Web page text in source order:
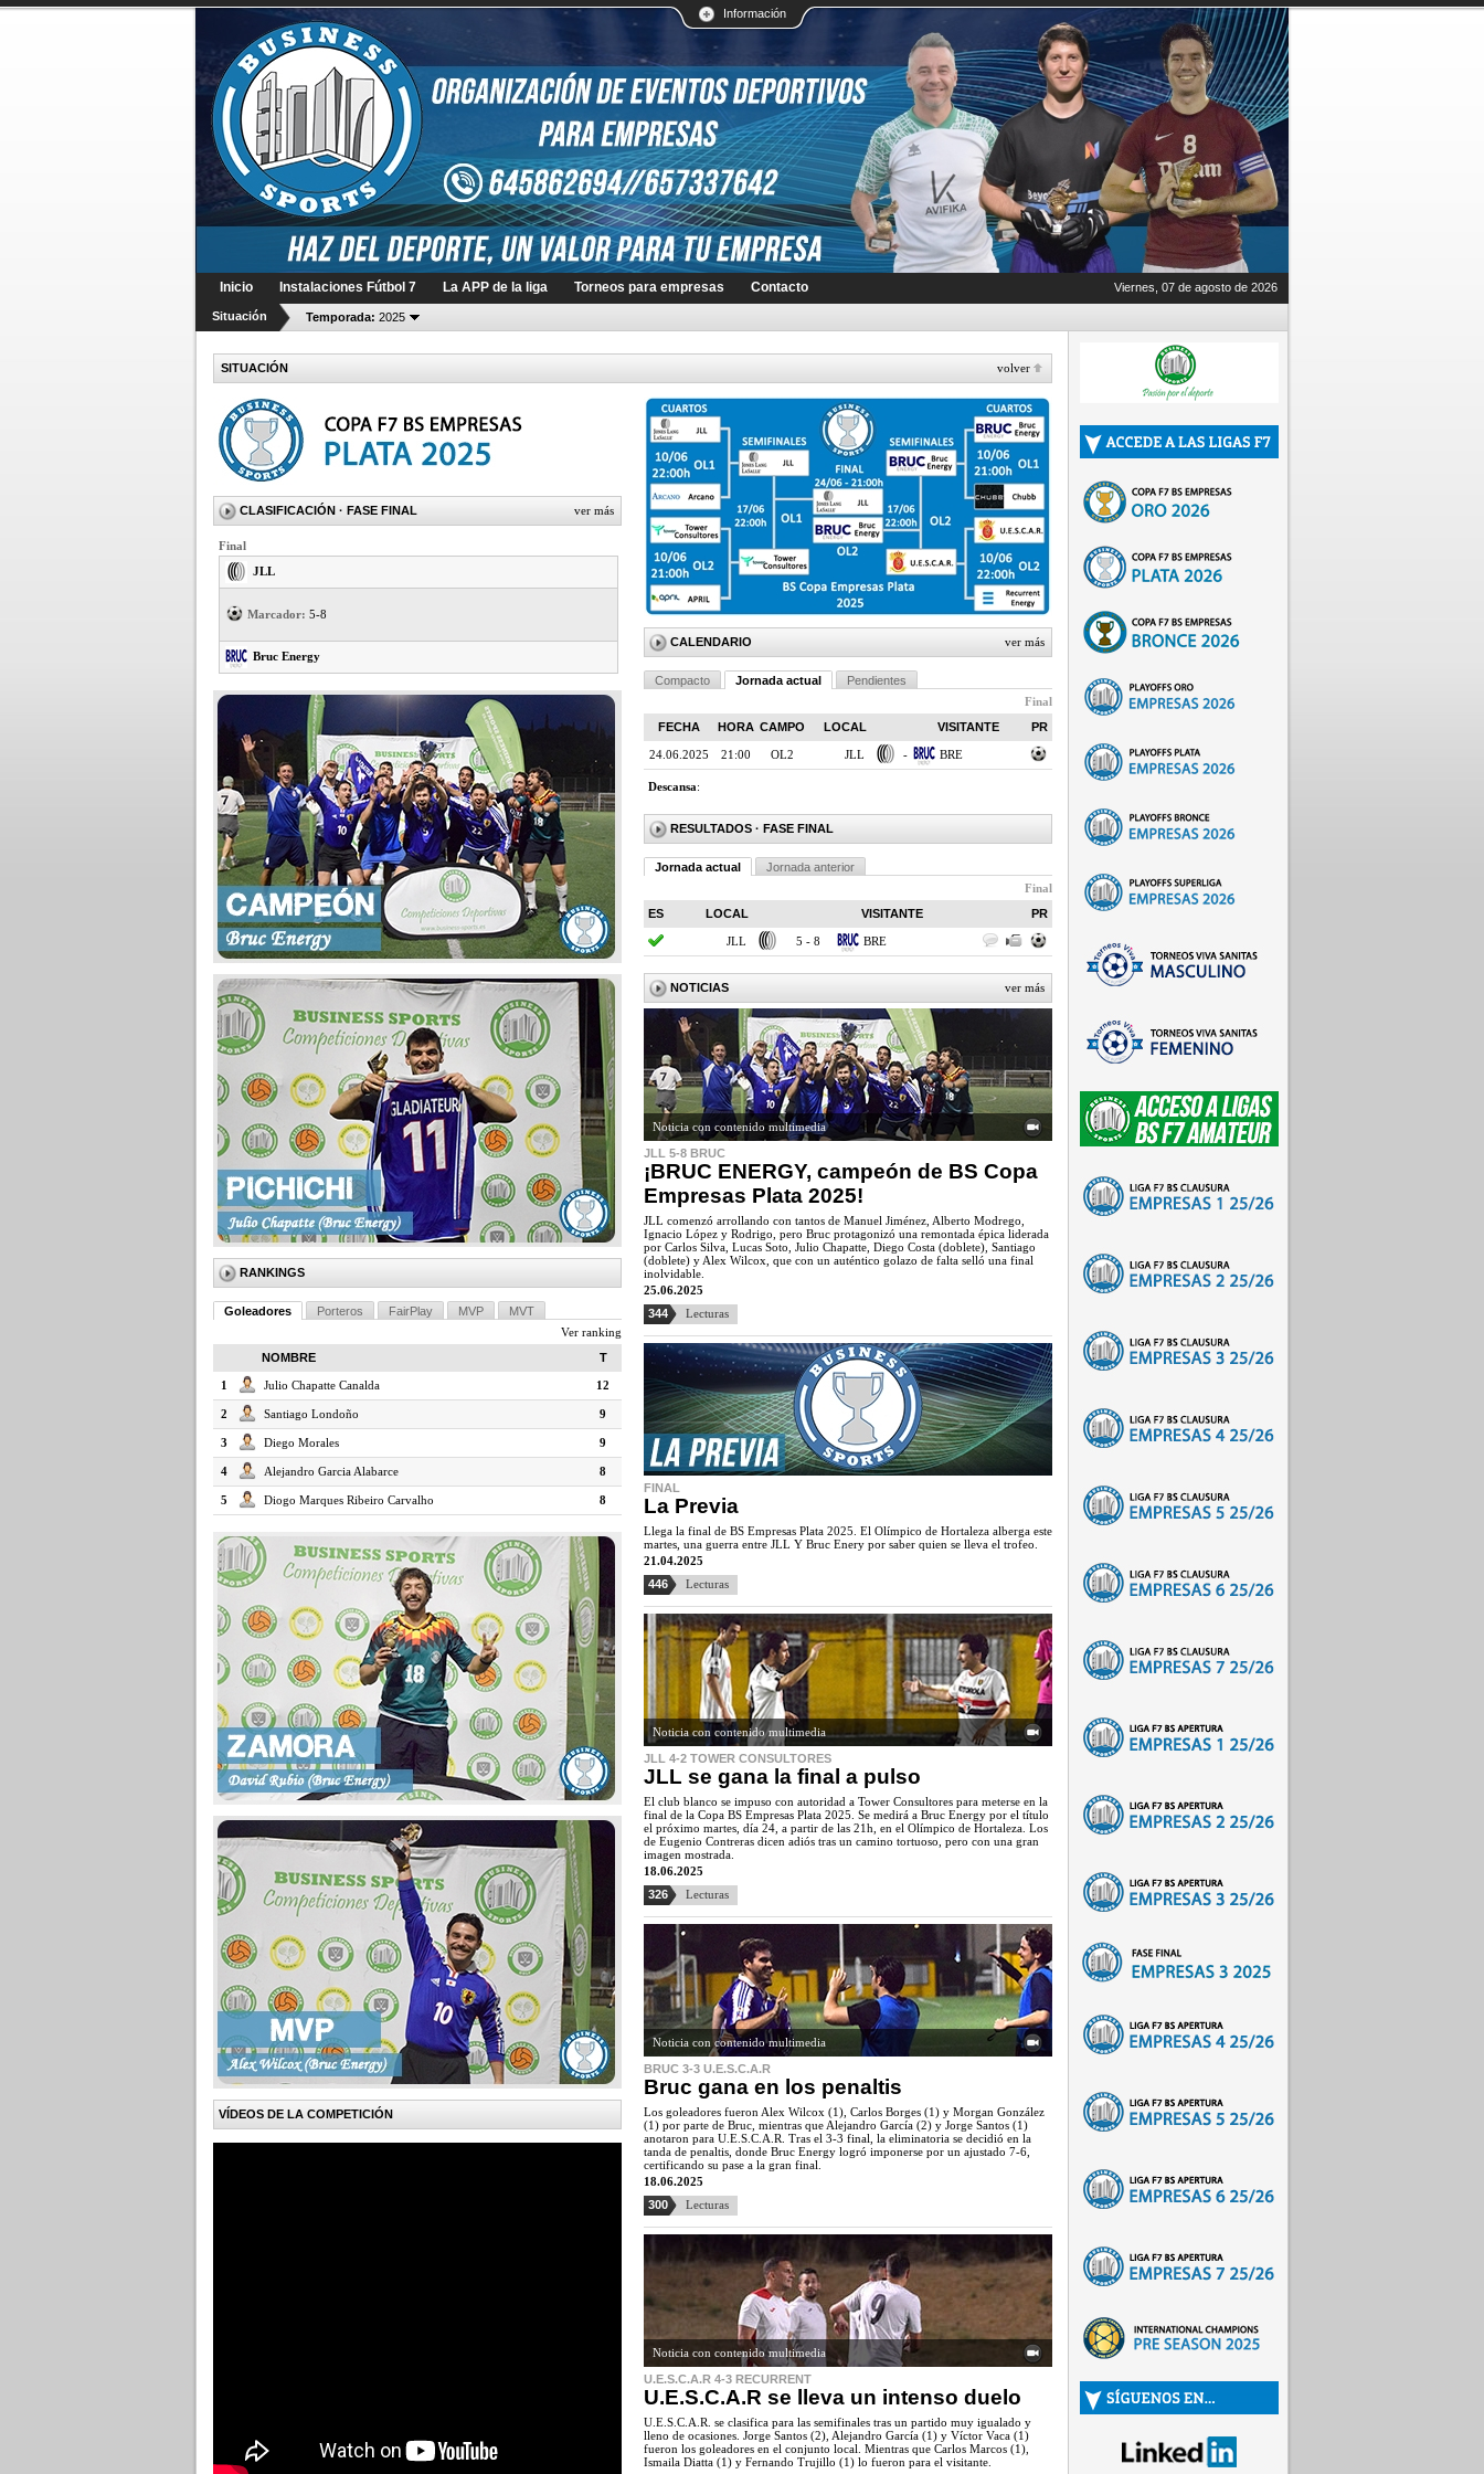
Información
Inicio Instalaciones Fútbol 7 La APP de la liga Torneos para empresas Contacto Viernes, 07 de agosto de 2026
Situación Temporada: 2025
SITUACIÓN volver
CLASIFICACIÓN · FASE FINAL ver más
Final
JLL
Marcador: 5-8
Bruc Energy
RANKINGS
Goleadores Porteros FairPlay MVP
MVT
Ver ranking
NOMBRE
T
1 Julio Chapatte Canalda 12
2 Santiago Londoño 9
3 Diego Morales 9
4 Alejandro Garcia Alabarce 8
5 Diogo Marques Ribeiro Carvalho 8
VÍDEOS DE LA COMPETICIÓN
CALENDARIO ver más
Compacto Jornada actual
Pendientes
Final
FECHA
HORA CAMPO LOCAL VISITANTE PR
24.06.2025 21:00 OL2 JLL - BRE
Descansa:
RESULTADOS · FASE FINAL
Jornada actual
Jornada anterior
Final
ES
LOCAL VISITANTE PR
JLL 5 - 8 BRE
NOTICIAS ver más
Noticia con contenido multimedia
JLL 5-8 BRUC
¡BRUC ENERGY, campeón de BS Copa
Empresas Plata 2025!
JLL comenzó arrollando con tantos de Manuel Jiménez, Alberto Modrego,
Ignacio López y Rodrigo, pero Bruc protagonizó una remontada épica liderada
por Carlos Silva, Lucas Soto, Julio Chapatte, Diego Costa (doblete), Santiago
(doblete) y Alex Wilcox, que con un auténtico golazo de falta selló una final
inolvidable.
25.06.2025
344
Lecturas
FINAL
La Previa
Llega la final de BS Empresas Plata 2025. El Olímpico de Hortaleza alberga este
martes, una guerra entre JLL Y Bruc Enery por saber quien se lleva el trofeo.
21.04.2025
446
Lecturas
Noticia con contenido multimedia
JLL 4-2 TOWER CONSULTORES
JLL se gana la final a pulso
El club blanco se impuso con autoridad a Tower Consultores para meterse en la
final de la Copa BS Empresas Plata 2025. Se medirá a Bruc Energy por el título
el próximo martes, día 24, a partir de las 21h, en el Olímpico de Hortaleza. Los
de Eugenio Contreras dicen adiós tras un camino tortuoso, pero con una gran
imagen mostrada.
18.06.2025
326
Lecturas
Noticia con contenido multimedia
BRUC 3-3 U.E.S.C.A.R
Bruc gana en los penaltis
Los goleadores fueron Alex Wilcox (1), Carlos Borges (1) y Morgan González
(1) por parte de Bruc, mientras que Alejandro García (2) y Jorge Santos (1)
anotaron para U.E.S.C.A.R. Tras el 3-3 final, la eliminatoria se decidió en la
tanda de penaltis, donde Bruc Energy logró imponerse por un ajustado 7-6,
certificando su pase a la gran final.
18.06.2025
300
Lecturas
Noticia con contenido multimedia
U.E.S.C.A.R 4-3 RECURRENT
U.E.S.C.A.R se lleva un intenso duelo
U.E.S.C.A.R. se clasifica para las semifinales tras un partido muy igualado y
lleno de ocasiones. Jorge Santos (2), Alejandro García (1) y Víctor Vaca (1)
fueron los goleadores en el conjunto local. Mientras que Carlos Marcos (1),
Ismaila Diatta (1) y Fernando Trujillo (1) lo fueron para el visitante.